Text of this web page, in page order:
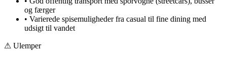
og færger
• Varierede spisemuligheder fra casual til fine dining med
udsigt til vandet
⚠ Ulemper